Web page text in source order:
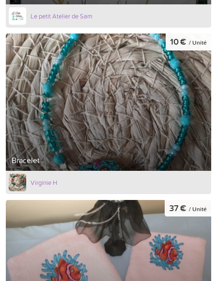
Le petit Atelier de Sam
Bracelet
10 € / Unité
Virginie H
37 € / Unité